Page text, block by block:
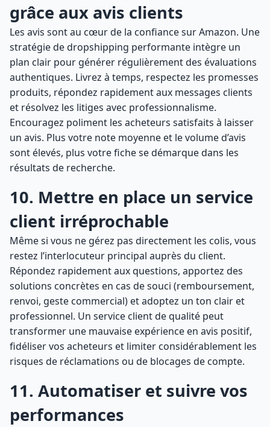
grâce aux avis clients
Les avis sont au cœur de la confiance sur Amazon. Une
stratégie de dropshipping performante intègre un
plan clair pour générer régulièrement des évaluations
authentiques. Livrez à temps, respectez les promesses
produits, répondez rapidement aux messages clients
et résolvez les litiges avec professionnalisme.
Encouragez poliment les acheteurs satisfaits à laisser
un avis. Plus votre note moyenne et le volume d’avis
sont élevés, plus votre fiche se démarque dans les
résultats de recherche.
10. Mettre en place un service
client irréprochable
Même si vous ne gérez pas directement les colis, vous
restez l’interlocuteur principal auprès du client.
Répondez rapidement aux questions, apportez des
solutions concrètes en cas de souci (remboursement,
renvoi, geste commercial) et adoptez un ton clair et
professionnel. Un service client de qualité peut
transformer une mauvaise expérience en avis positif,
fidéliser vos acheteurs et limiter considérablement les
risques de réclamations ou de blocages de compte.
11. Automatiser et suivre vos
performances